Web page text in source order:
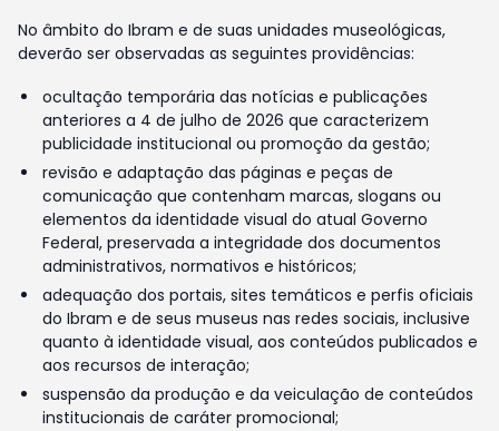
No âmbito do Ibram e de suas unidades museológicas,
deverão ser observadas as seguintes providências:
ocultação temporária das notícias e publicações
anteriores a 4 de julho de 2026 que caracterizem
publicidade institucional ou promoção da gestão;
revisão e adaptação das páginas e peças de
comunicação que contenham marcas, slogans ou
elementos da identidade visual do atual Governo
Federal, preservada a integridade dos documentos
administrativos, normativos e históricos;
adequação dos portais, sites temáticos e perfis oficiais
do Ibram e de seus museus nas redes sociais, inclusive
quanto à identidade visual, aos conteúdos publicados e
aos recursos de interação;
suspensão da produção e da veiculação de conteúdos
institucionais de caráter promocional;